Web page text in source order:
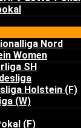
Nord
Women
SH
Holstein (F)
(W)
(F)